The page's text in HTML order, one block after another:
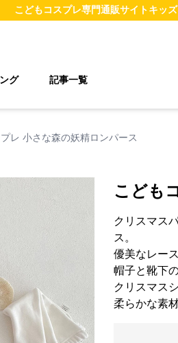
こどもコスプレ専門通販サイトキッ
グ 記事一覧
レ 小さな森の妖精ロンパース
こども
クリスマス
ス。
優美なレー
帽子と靴下
クリスマス
柔らかな素